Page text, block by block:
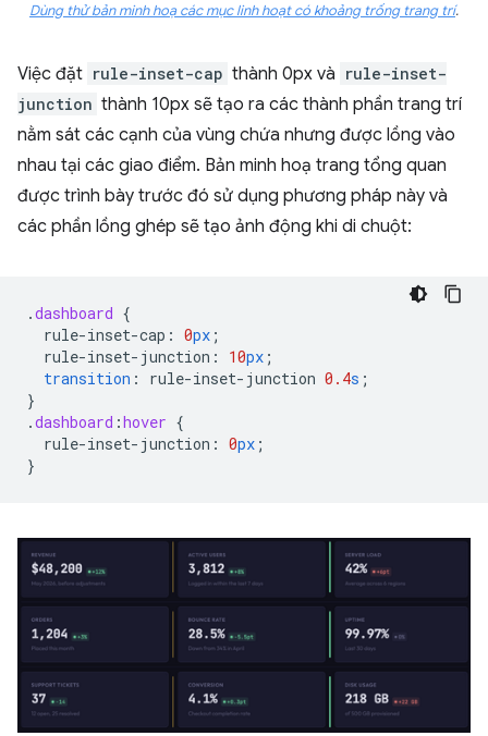
Dùng thử bản minh hoạ các mục linh hoạt có khoảng trống trang trí.
Việc đặt rule-inset-cap thành 0px và rule-inset-
junction thành 10px sẽ tạo ra các thành phần trang trí
nằm sát các cạnh của vùng chứa nhưng được lồng vào
nhau tại các giao điểm. Bản minh hoạ trang tổng quan
được trình bày trước đó sử dụng phương pháp này và
các phần lồng ghép sẽ tạo ảnh động khi di chuột:
.dashboard {
rule-inset-cap : 0px ;
rule-inset-junction : 10px ;
transition : rule-inset-junction 0.4s ;
}
.dashboard :hover {
rule-inset-junction : 0px ;
}